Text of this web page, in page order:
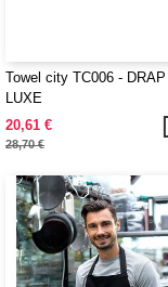
Towel city TC006 -
LUXE
20,61 €
28,70 €